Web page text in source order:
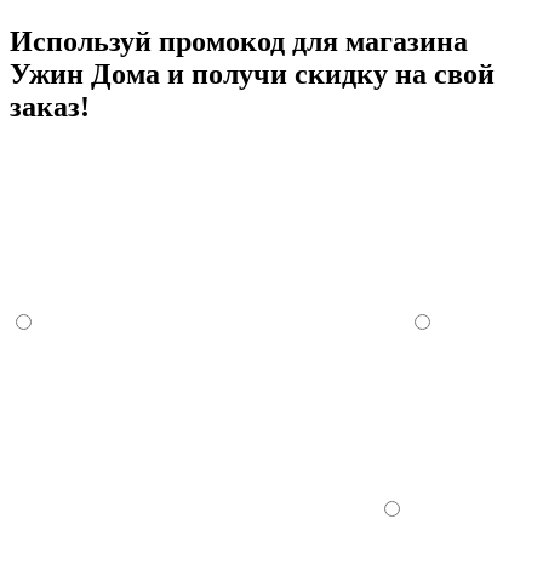
Используй промокод для магазина
Ужин Дома и получи скидку на свой
заказ!